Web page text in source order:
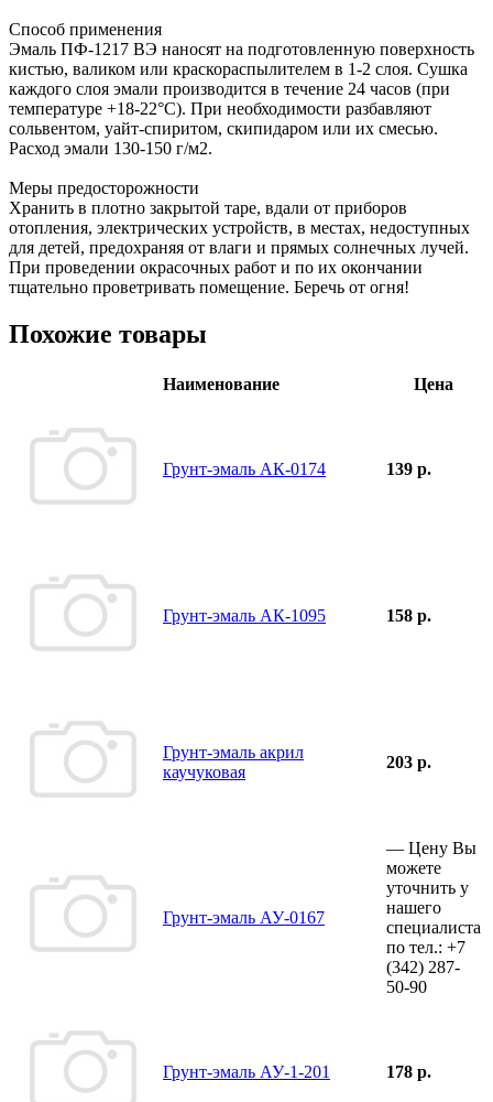
Способ применения
Эмаль ПФ-1217 ВЭ наносят на подготовленную поверхность
кистью, валиком или краскораспылителем в 1-2 слоя. Сушка
каждого слоя эмали производится в течение 24 часов (при
температуре +18-22°С). При необходимости разбавляют
сольвентом, уайт-спиритом, скипидаром или их смесью.
Расход эмали 130-150 г/м2.
Меры предосторожности
Хранить в плотно закрытой таре, вдали от приборов
отопления, электрических устройств, в местах, недоступных
для детей, предохраняя от влаги и прямых солнечных лучей.
При проведении окрасочных работ и по их окончании
тщательно проветривать помещение. Беречь от огня!
Похожие товары
Наименование Цена
Грунт-эмаль АК-0174 139 р.
Грунт-эмаль АК-1095 158 р.
Грунт-эмаль акрил
каучуковая
203 р.
Грунт-эмаль АУ-0167
— Цену Вы
можете
уточнить у
нашего
специалиста
по тел.: +7
(342) 287-
50-90
Грунт-эмаль АУ-1-201 178 р.